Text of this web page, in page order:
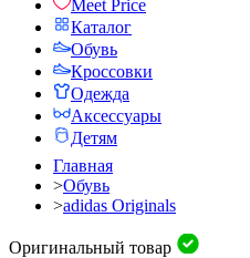
Meet Price
Каталог
Обувь
Кроссовки
Одежда
Аксессуары
Детям
Главная
>Обувь
>adidas Originals
Оригинальный товар